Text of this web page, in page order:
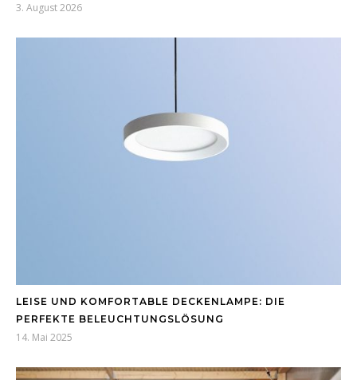
3. August 2026
LEISE UND KOMFORTABLE DECKENLAMPE: DIE
PERFEKTE BELEUCHTUNGSLÖSUNG
14. Mai 2025